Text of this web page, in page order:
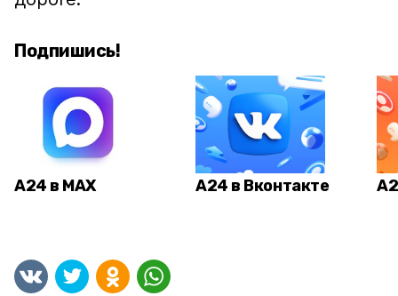
Подпишись!
А24 в MAX А24 в Вконтакте